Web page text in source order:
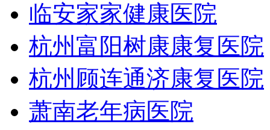
临安家家健康医院
杭州富阳树康康复医院
杭州顾连通济康复医院
萧南老年病医院